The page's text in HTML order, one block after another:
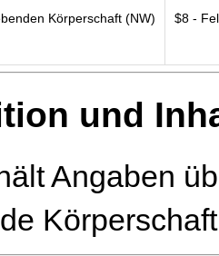
Körperschaft (NW)
$8 -
und
Angaben